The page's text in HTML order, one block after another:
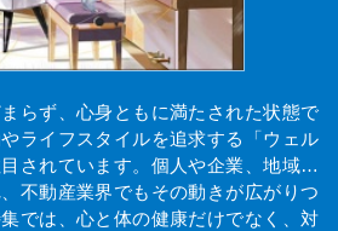
らず、心身ともに満たされた状態で
ライフスタイルを追求する「ウェル
されています。個人や企業、地域…
不動産業界でもその動きが広がりつ
では、心と体の健康だけでなく、対